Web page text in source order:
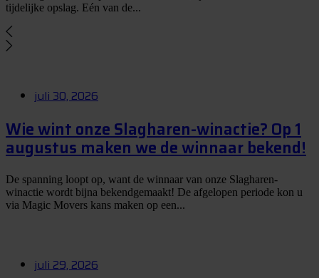
tijdelijke opslag. Eén van de...
juli 30, 2026
Wie wint onze Slagharen-winactie? Op 1
augustus maken we de winnaar bekend!
De spanning loopt op, want de winnaar van onze Slagharen-
winactie wordt bijna bekendgemaakt! De afgelopen periode kon u
via Magic Movers kans maken op een...
juli 29, 2026